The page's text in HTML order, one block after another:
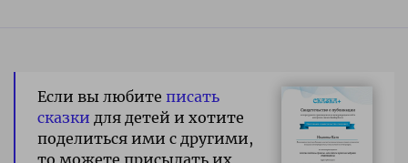
Если вы любите писать
сказки для детей и хотите
поделиться ими с другими,